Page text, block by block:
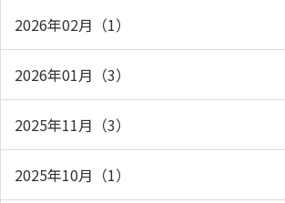
2026年02月（1）
2026年01月（3）
2025年11月（3）
2025年10月（1）